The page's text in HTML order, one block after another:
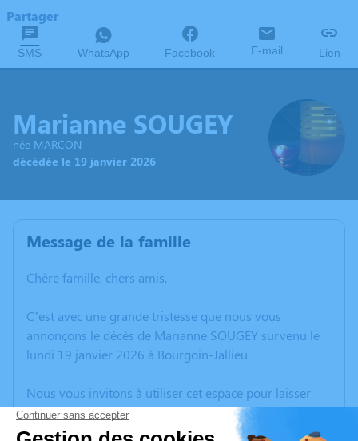
Partager
SMS WhatsApp Facebook E-mail Lien
Marianne SOUGEY
née MARCON
décédée le 19 janvier 2026
Message de la famille
Chère famille, chers amis,
C’est avec une grande tristesse que nous vous
annonçons le décès de Marianne SOUGEY survenu le
lundi 19 janvier 2026 à Bourgoin-Jallieu.
Nous vous invitons à utiliser cet espace pour laisser
vos condoléances, partager des photos souvenirs, une
anecdote ou exprimer vos pensées à travers des